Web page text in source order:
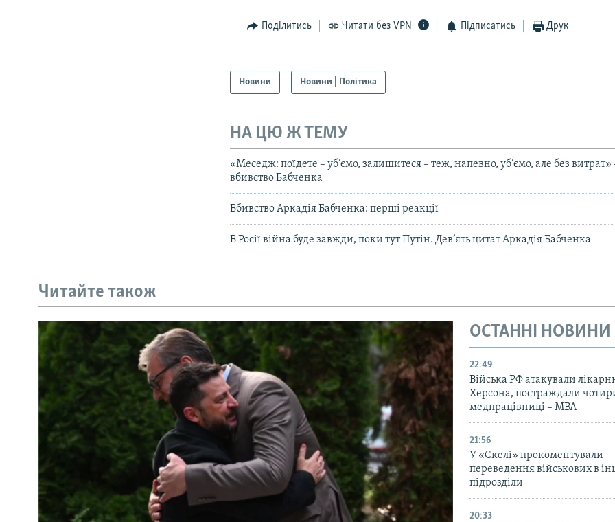
Поділитись Читати без VPN Підписатись Друк
Новини Новини | Політика
НА ЦЮ Ж ТЕМУ
«Меседж: поїдете – уб’ємо, залишитеся – теж, напевно, уб’ємо, але без витрат»
вбивство Бабченка
Вбивство Аркадія Бабченка: перші реакції
В Росії війна буде завжди, поки тут Путін. Дев’ять цитат Аркадія Бабченка
Читайте також
ОСТАННІ НОВИНИ
22:49
Війська РФ атакували
Херсона, постраждали
медпрацівниці – МВА
21:56
У «Скелі» прокоментували
переведення військових в
підрозділи
20:33